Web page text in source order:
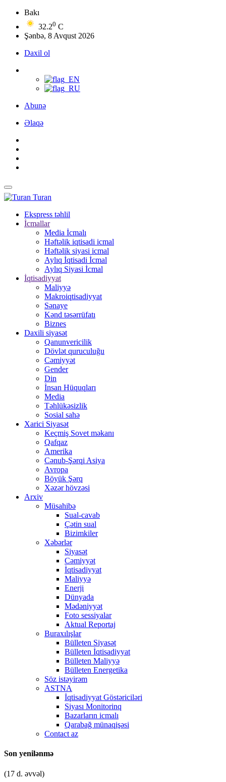
Bakı
32.20 C
Şənbə, 8 Avqust 2026
Daxil ol
Abunə
Əlaqə
Turan
Ekspress təhlil
İcmallar
Media İcmalı
Həftəlik iqtisadi icmal
Həftəlik siyasi icmal
Aylıq İqtisadi İcmal
Aylıq Siyasi İcmal
İqtisadiyyat
Maliyyə
Makroiqtisadiyyat
Sənaye
Kənd təsərrüfatı
Biznes
Daxili siyasət
Qanunvericilik
Dövlət quruculuğu
Cəmiyyət
Gender
Din
İnsan Hüquqları
Media
Təhlükəsizlik
Sosial sahə
Xarici Siyasət
Keçmiş Sovet məkanı
Qafqaz
Amerika
Cənub-Şərqi Asiya
Avropa
Böyük Şərq
Xəzər hövzəsi
Arxiv
Müsahibə
Sual-cavab
Çətin sual
Bizimkiler
Xəbərlər
Siyasət
Cəmiyyət
İqtisadiyyat
Maliyyə
Enerji
Dünyada
Mədəniyyət
Foto sessiyalar
Aktual Reportaj
Buraxılışlar
Bülleten Siyasət
Bülleten İqtisadiyyat
Bülleten Maliyyə
Bülleten Energetika
Söz istəyirəm
ASTNA
İqtisadiyyat Göstəriciləri
Siyası Monitorinq
Bazarların icmalı
Qarabağ münaqişəsi
Contact az
Son yenilənmə
(17 d. əvvəl)